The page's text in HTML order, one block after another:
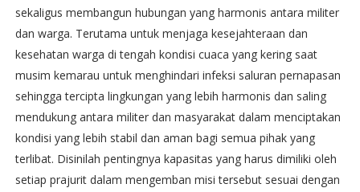
sekaligus membangun hubungan yang harmonis antara militer
dan warga. Terutama untuk menjaga kesejahteraan dan
kesehatan warga di tengah kondisi cuaca yang kering saat
musim kemarau untuk menghindari infeksi saluran pernapasan
sehingga tercipta lingkungan yang lebih harmonis dan saling
mendukung antara militer dan masyarakat dalam menciptakan
kondisi yang lebih stabil dan aman bagi semua pihak yang
terlibat. Disinilah pentingnya kapasitas yang harus dimiliki oleh
setiap prajurit dalam mengemban misi tersebut sesuai dengan